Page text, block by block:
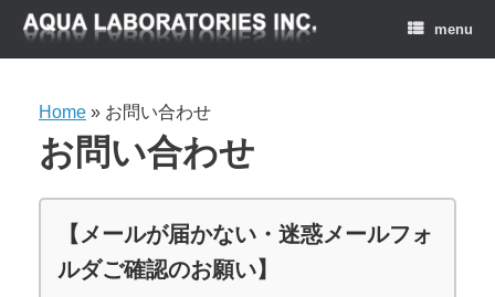
menu
Home » お問い合わせ
お問い合わせ
【メールが届かない・迷惑メールフォ
ルダご確認のお願い】